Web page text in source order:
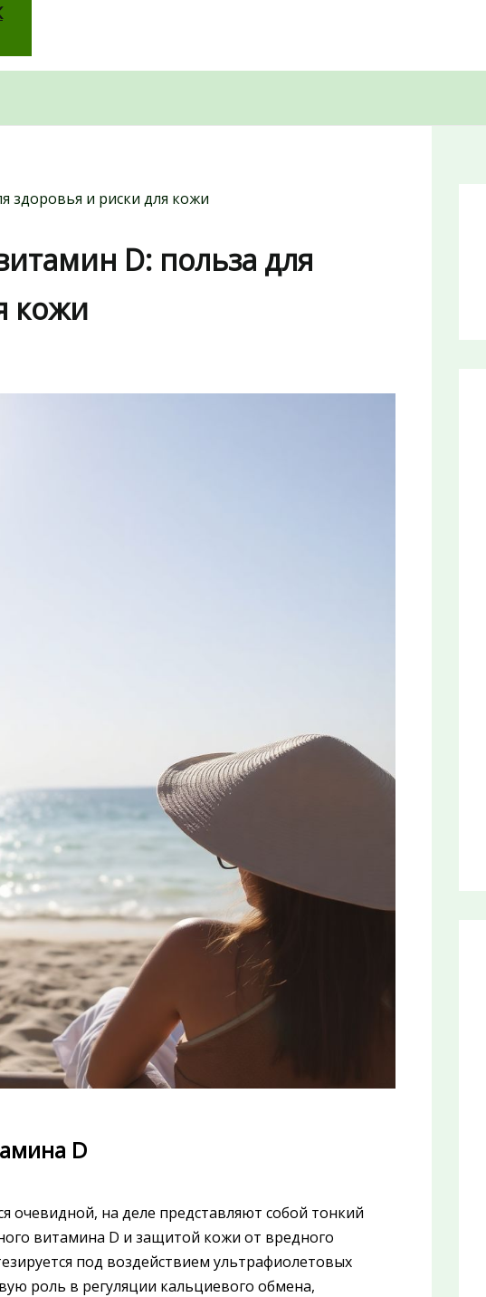
здоровья и риски для кожи
D: польза для
кожи
D
очевидной, на деле представляют собой тонкий
витамина D и защитой кожи от вредного
под воздействием ультрафиолетовых
роль в регуляции кальциевого обмена,